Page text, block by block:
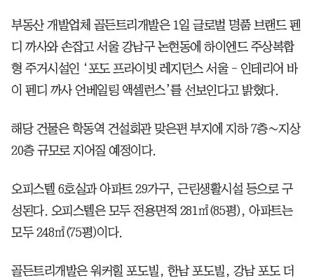
부동산 개발업체 골든트리개발은 1일 글로벌 명품 브랜드 펜
디 까사와 손잡고 서울 강남구 논현동에 하이엔드 주상복합
형 주거시설인 ‘포도 프라이빗 레지던스 서울 - 인테리어 바
이 펜디 까사 언베일링 액셀런스’를 선보인다고 밝혔다.
해당 건물은 학동역 건설회관 맞은편 부지에 지하 7층∼지상
20층 규모로 지어질 예정이다.
오피스텔 6호실과 아파트 29가구, 근린생활시설 등으로 구
성된다. 오피스텔은 모두 전용면적 281㎡(85평), 아파트는
모두 248㎡(75평)이다.
골든트리개발은 워커힐 포도빌, 한남 포도빌, 강남 포도 더